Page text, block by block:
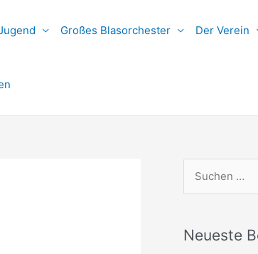
Großes Blasorchester Der Verein
h
Neueste